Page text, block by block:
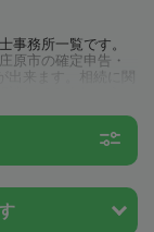
事務所一覧です。
原市の確定申告・
来ます。相続に関
してみましょう。